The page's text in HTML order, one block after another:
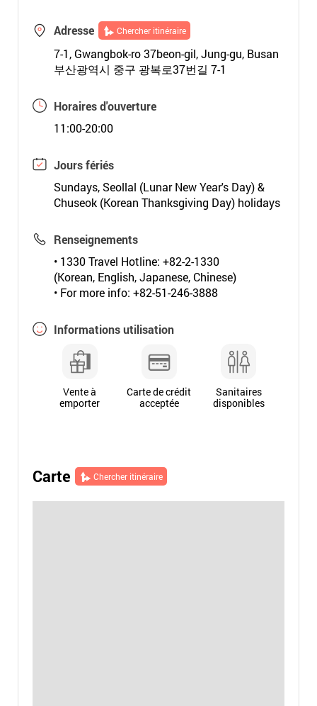
Adresse Chercher itinéraire
7-1, Gwangbok-ro 37beon-gil, Jung-gu, Busan
부산광역시 중구 광복로37번길 7-1
Horaires d'ouverture
11:00-20:00
Jours fériés
Sundays, Seollal (Lunar New Year's Day) &
Chuseok (Korean Thanksgiving Day) holidays
Renseignements
• 1330 Travel Hotline: +82-2-1330
(Korean, English, Japanese, Chinese)
• For more info: +82-51-246-3888
Informations utilisation
Vente à
emporter
Carte de crédit
acceptée
Sanitaires
disponibles
Carte Chercher itinéraire